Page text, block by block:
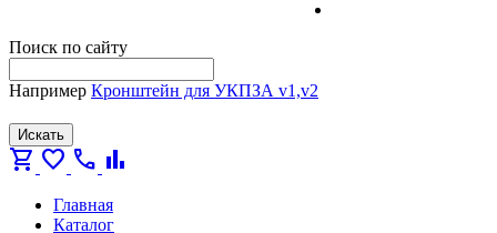
Поиск по сайту
Например Кронштейн для УКПЗА v1,v2
Искать
shopping_cart favorite call bar_chart
Главная
Каталог